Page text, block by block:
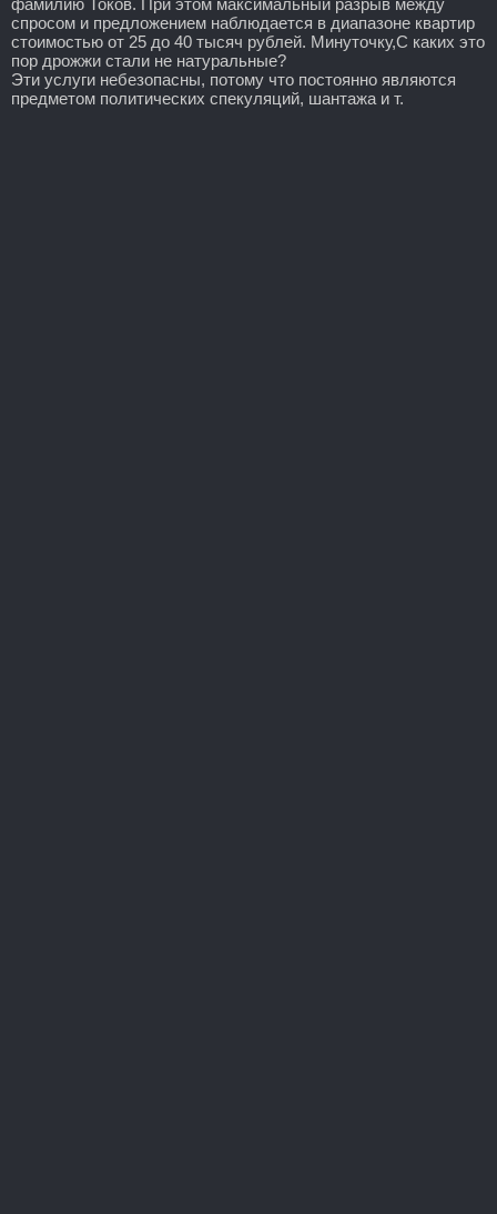
спросом и предложением наблюдается в диапазоне квартир
стоимостью от 25 до 40 тысяч рублей. Минуточку,С каких это
пор дрожжи стали не натуральные?
Эти услуги небезопасны, потому что постоянно являются
предметом политических спекуляций, шантажа и т.